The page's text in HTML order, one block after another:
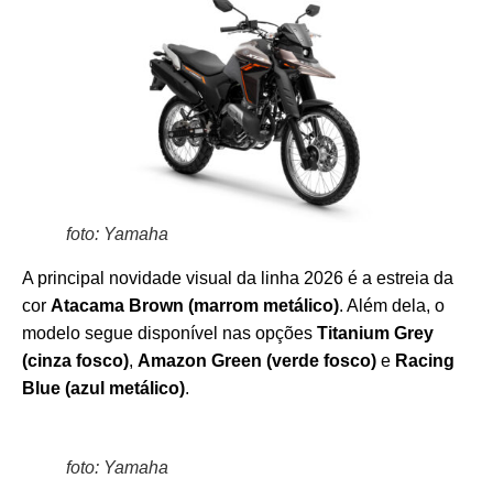
foto: Yamaha
A principal novidade visual da linha 2026 é a estreia da
cor Atacama Brown (marrom metálico). Além dela, o
modelo segue disponível nas opções Titanium Grey
(cinza fosco), Amazon Green (verde fosco) e Racing
Blue (azul metálico).
foto: Yamaha